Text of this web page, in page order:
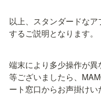
以上、スタンダードな
するご説明となります。
端末により多少操作が
等ございましたら、
ート窓口からお声掛け